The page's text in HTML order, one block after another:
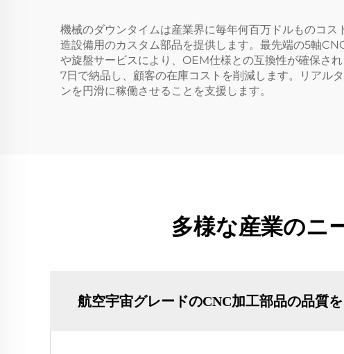
機械のダウンタイムは産業界に毎年何百万ドルものコ
造設備用のカスタム部品を提供します。最先端の5軸
や旋盤サービスにより、OEM仕様との互換性が確保さ
7日で納品し、顧客の在庫コストを削減します。リアル
ンを円滑に稼働させることを支援します。
多様な産業のニ
航空宇宙グレードのCNC加工部品の品質